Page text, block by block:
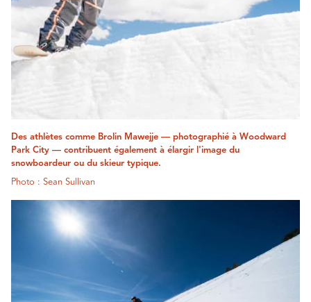
Des athlètes comme Brolin Mawejje — photographié à Woodward
Park City — contribuent également à élargir l'image du
snowboardeur ou du skieur typique.
Photo : Sean Sullivan